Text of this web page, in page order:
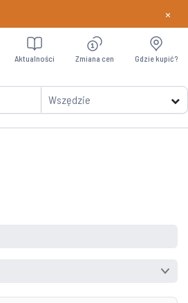
Dowiedz
×
Wszędzie
Aktualności Zmiana cen Gdzie kupić?